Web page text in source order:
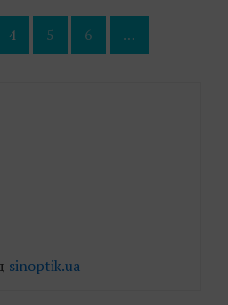
4 5 6
…
sinoptik.ua